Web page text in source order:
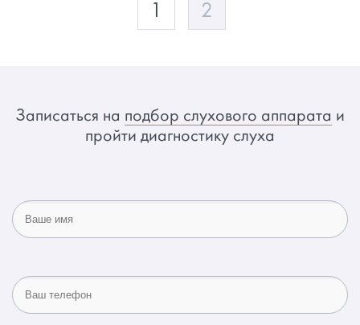
2
Записаться на подбор слухового аппарата и
пройти диагностику слуха